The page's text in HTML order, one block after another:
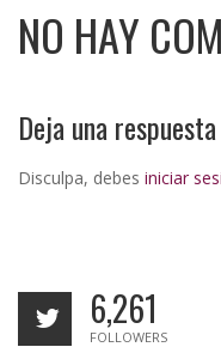
NO HAY
Deja una respuesta
Disculpa, debes iniciar
6,261
FOLLOWERS